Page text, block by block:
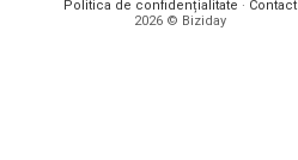
Politica de confidențialitate · Contact
2026 © Biziday